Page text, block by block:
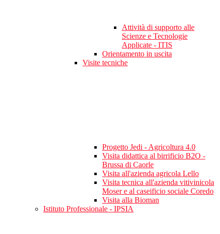
Attività di supporto alle
Scienze e Tecnologie
Applicate - ITIS
Orientamento in uscita
Visite tecniche
Progetto Jedi - Agricoltura 4.0
Visita didattica al birrificio B2O -
Brussa di Caorle
Visita all'azienda agricola Lello
Visita tecnica all'azienda vitivinicola
Moser e al caseificio sociale Coredo
Visita alla Bioman
Istituto Professionale - IPSIA